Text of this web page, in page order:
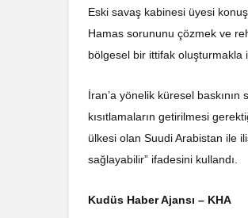
Eski savaş kabinesi üyesi
Hamas sorununu çözmek ve
bölgesel bir ittifak oluşturmakla
İran’a yönelik küresel
kısıtlamaların getirilmesi
ülkesi olan Suudi Arabistan ile
sağlayabilir” ifadesini kullandı.
Kudüs Haber Ajansı – KHA